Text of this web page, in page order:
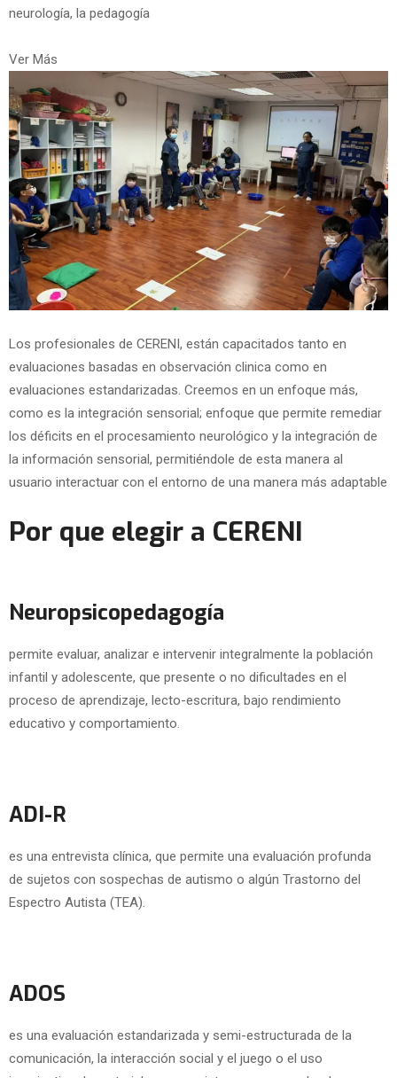
neurología, la pedagogía
Ver Más
Los profesionales de CERENI, están capacitados tanto en
evaluaciones basadas en observación clinica como en
evaluaciones estandarizadas. Creemos en un enfoque más,
como es la integración sensorial; enfoque que permite remediar
los déficits en el procesamiento neurológico y la integración de
la información sensorial, permitiéndole de esta manera al
usuario interactuar con el entorno de una manera más adaptable
Por que elegir a CERENI
Neuropsicopedagogía
permite evaluar, analizar e intervenir integralmente la población
infantil y adolescente, que presente o no dificultades en el
proceso de aprendizaje, lecto-escritura, bajo rendimiento
educativo y comportamiento.
ADI-R
es una entrevista clínica, que permite una evaluación profunda
de sujetos con sospechas de autismo o algún Trastorno del
Espectro Autista (TEA).
ADOS
es una evaluación estandarizada y semi-estructurada de la
comunicación, la interacción social y el juego o el uso